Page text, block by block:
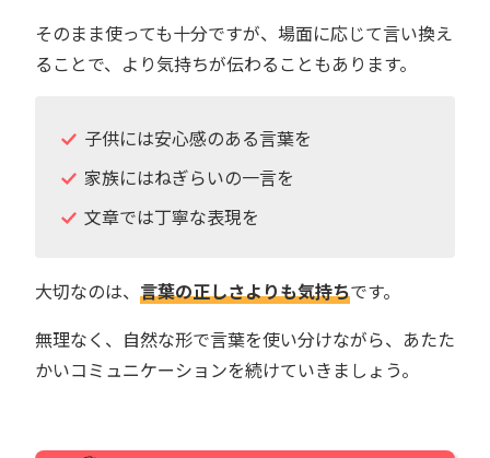
そのまま使っても十分ですが、場面に応じて言い換え
ることで、より気持ちが伝わることもあります。
子供には安心感のある言葉を
家族にはねぎらいの一言を
文章では丁寧な表現を
大切なのは、 言葉の正しさよりも気持ちです。
無理なく、自然な形で言葉を使い分けながら、あたた
かいコミュニケーションを続けていきましょう。